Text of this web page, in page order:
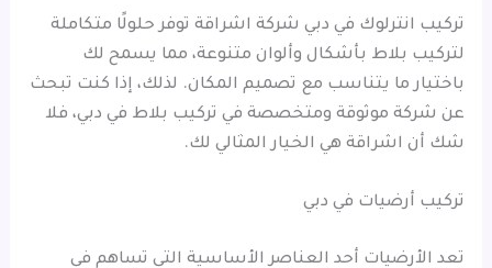
تركيب انترلوك في دبي شركة اشراقة توفر حلولًا متكاملة
لتركيب بلاط بأشكال وألوان متنوعة، مما يسمح لك
باختيار ما يتناسب مع تصميم المكان. لذلك، إذا كنت تبحث
عن شركة موثوقة ومتخصصة في تركيب بلاط في دبي، فلا
شك أن اشراقة هي الخيار المثالي لك.
تركيب أرضيات في دبي
تعد الأرضيات أحد العناصر الأساسية التي تساهم في